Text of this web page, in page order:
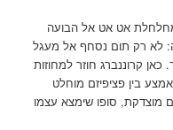
אט אט אל הבועה
לא רק תום נסחף אל מעגל
קרוננברג חוזר למחוזות
בין פציפיזם מוחלט
מוצדקת, סופו שימצא עצמו